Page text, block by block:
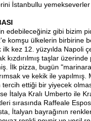
İstanbullu
edebileceğiniz gibi bizim
komşu ülkelerin birbirine
ilk kez 12. yüzyılda Napoli
kızdırılmış taşlar üzerinde
İlk pizza, bugün
ve kekik ile yapılmış.
ettiği bir yiyecek
İtalya Kralı Umberto ile
sırasında Raffeale
İtalyan bayrağının